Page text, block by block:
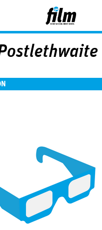
Jump to Navigation